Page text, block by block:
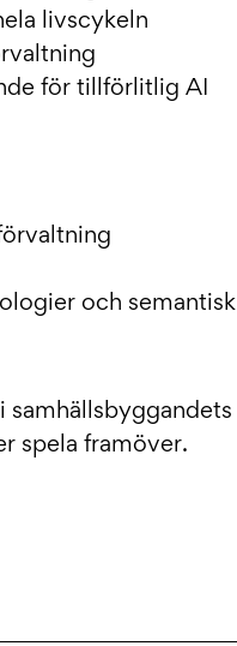
livscykeln
för tillförlitlig AI
och semantisk
spela framöver.